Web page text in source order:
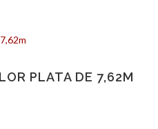
PLATA DE 7,62M